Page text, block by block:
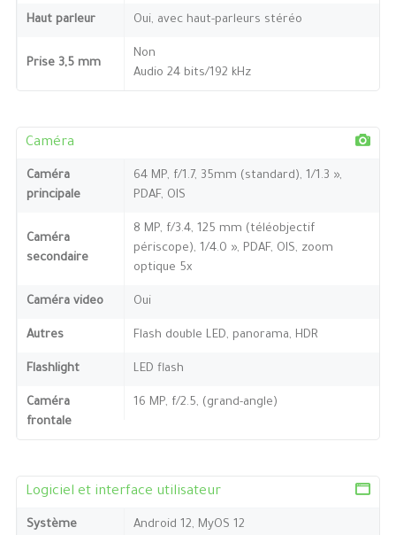
Haut parleur Oui, avec haut-parleurs stéréo
Prise 3,5 mm
Non
Audio 24 bits/192 kHz
Caméra
Caméra
principale
64 MP, f/1.7, 35mm (standard), 1/1.3 »,
PDAF, OIS
Caméra
secondaire
8 MP, f/3.4, 125 mm (téléobjectif
périscope), 1/4.0 », PDAF, OIS, zoom
optique 5x
Caméra video Oui
Autres Flash double LED, panorama, HDR
Flashlight LED flash
Caméra
frontale
16 MP, f/2.5, (grand-angle)
Logiciel et interface utilisateur
Système
Android 12, MyOS 12